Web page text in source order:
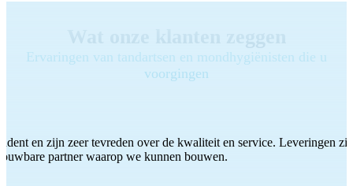
Ervaringen van tandartsen en mondhygiënisten die u
voorgingen
en zijn zeer tevreden over de kwaliteit en service. Leveringen
partner waarop we kunnen bouwen.